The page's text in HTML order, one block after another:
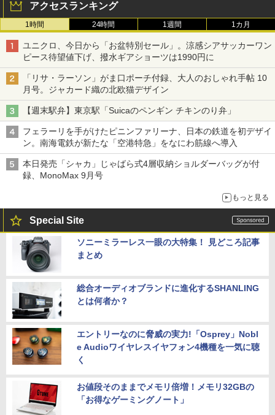
アクセスランキング
1時間 24時間 1週間 1カ月
ユニクロ、今日から「お盆特別セール」。涼感シアサッカーワン
ピース待望値下げ、撥水ギアショーツは1990円に
「リサ・ラーソン」がま口ポーチ付録、大人のおしゃれ手帖 10
月号。ジャカード織の北欧猫デザイン
【週末駅弁】東京駅「Suicaのペンギン チキンのり弁」
フェラーリを手がけたピニンファリーナ、日本の鉄道を初デザイ
ン。南海電鉄が新たな「空港特急」をなにわ筋線へ導入
本日発売「シャカ」じゃばら式4層収納ショルダーバッグが付
録、MonoMax 9月号
もっと見る
Special Site
ソニーミラーレス一眼の大特集！ 見どころ記事
まとめ
総合オーディオブランドに進化するSHANLING
とは何者か？
エントリーなのに脅威の実力!「Osprey」Nobl
e Audioワイヤレスイヤフォン4機種を一気に聴
く
お値段そのままでメモリ倍増！メモリ32GBの
「お得なゲーミングノート」